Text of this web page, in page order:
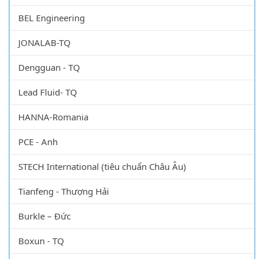
BEL Engineering
JONALAB-TQ
Dengguan - TQ
Lead Fluid- TQ
HANNA-Romania
PCE - Anh
STECH International (tiêu chuẩn Châu Âu)
Tianfeng - Thượng Hải
Burkle – Đức
Boxun - TQ